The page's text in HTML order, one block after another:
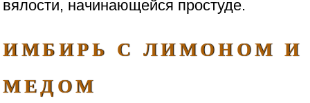
вялости, начинающейся простуде.
ИМБИРЬ С ЛИМОНОМ И
МЕДОМ